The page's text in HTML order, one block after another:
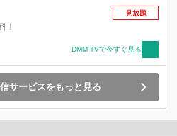
じてた......」壁の中の人類が、初めて
海。果てしなく広がる水平線の先にあ
か、それとも......?エレン・イェーガー
新たな局面を迎える。
！
見放題
DMM TVで今すぐ見る
サービスをもっと見る